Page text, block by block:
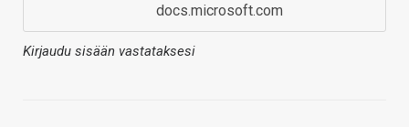
docs.microsoft.com
Kirjaudu sisään vastataksesi